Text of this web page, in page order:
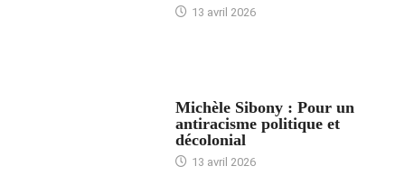
13 avril 2026
Michèle Sibony : Pour un
antiracisme politique et
décolonial
13 avril 2026